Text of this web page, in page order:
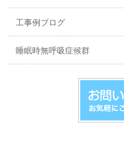
工事例ブログ
睡眠時無呼吸症候群